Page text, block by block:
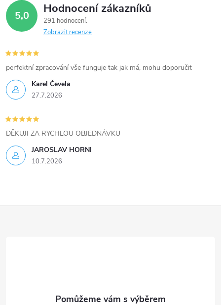
d
a
c
í
p
r
v
k
y
ý
5,0 Hodnocení zákazníků
291 hodnocení
Zobrazit recenze
Karel Čevela
27.7.2026
perfektní zpracování vše funguje tak jak má, mohu doporučit
JAROSLAV HORNI
10.7.2026
DĚKUJI ZA RYCHLOU OBJEDNÁVKU